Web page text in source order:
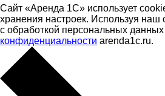
Сайт «Аренда 1С» использует
хранения настроек. Используя наш
с обработкой персональных данных
конфиденциальности arenda1c.ru.